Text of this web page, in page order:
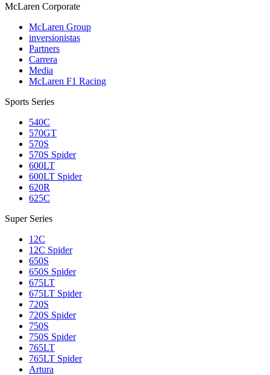
McLaren Corporate
McLaren Group
inversionistas
Partners
Carrera
Media
McLaren F1 Racing
Sports Series
540C
570GT
570S
570S Spider
600LT
600LT Spider
620R
625C
Super Series
12C
12C Spider
650S
650S Spider
675LT
675LT Spider
720S
720S Spider
750S
750S Spider
765LT
765LT Spider
Artura